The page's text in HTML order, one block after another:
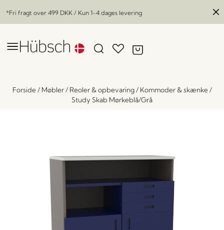
*Fri fragt over 499 DKK / Kun 1-4 dages levering
Forside/ Møbler/ Reoler & opbevaring/ Kommoder & skænke/
Study Skab Mørkeblå/Grå